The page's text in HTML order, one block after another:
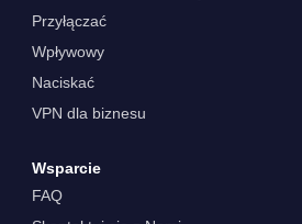
Przyłączać
Wpływowy
Naciskać
VPN dla biznesu
Wsparcie
FAQ